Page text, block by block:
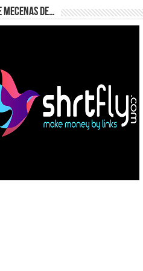
Mecenas de…